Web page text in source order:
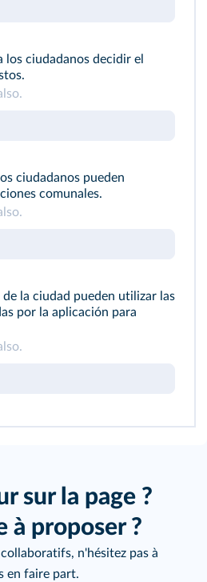
ciudadanos decidir el
ciudadanos pueden
comunales.
de la ciudad pueden utilizar las
por la aplicación para
sur la page ?
à proposer ?
n'hésitez pas à
en faire part.